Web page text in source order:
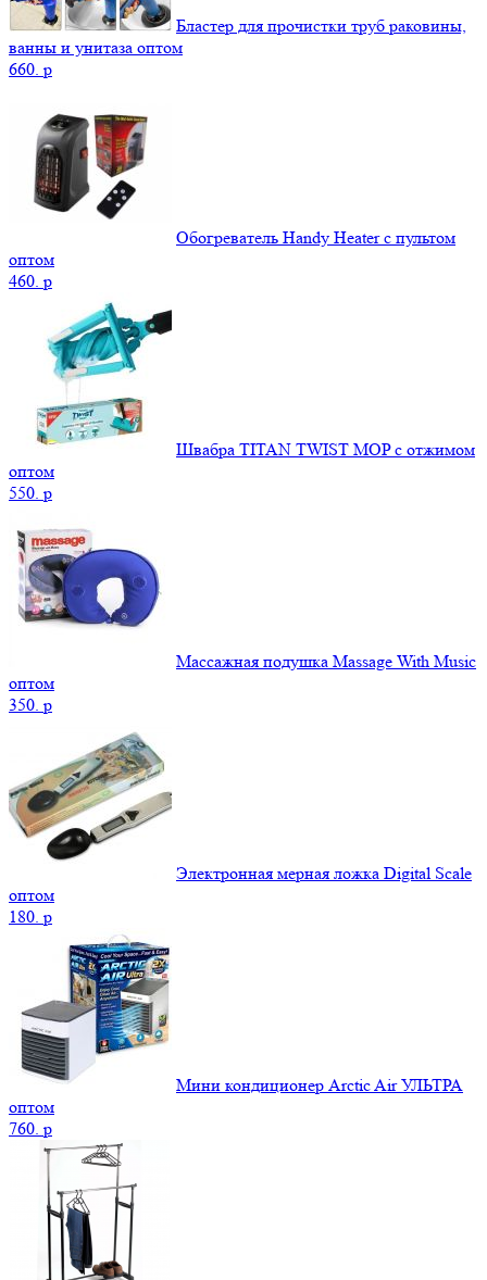
Бластер для прочистки труб раковины,
ванны и унитаза оптом
660. p
Обогреватель Handy Heater с пультом
оптом
460. p
Швабра TITAN TWIST MOP с отжимом
оптом
550. p
Массажная подушка Massage With Music
оптом
350. p
Электронная мерная ложка Digital Scale
оптом
180. p
Мини кондиционер Arctic Air УЛЬТРА
оптом
760. p